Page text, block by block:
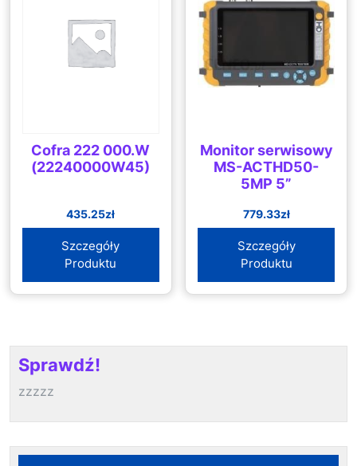
Cofra 222 000.W
(22240000W45)
435.25zł
Szczegóły
Produktu
Monitor serwisowy
MS-ACTHD50-
5MP 5”
779.33zł
Szczegóły
Produktu
Sprawdź!
zzzzz